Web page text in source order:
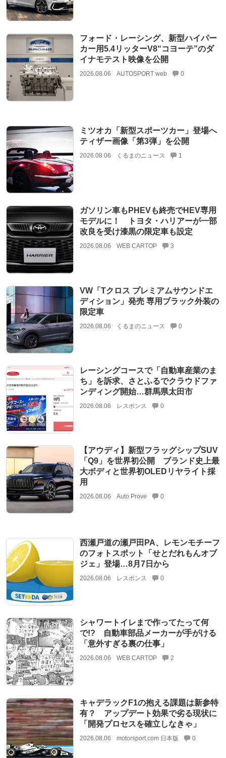
フォード・レーシング、新型ハイパー
カー用5.4リッターV8“コヨーテ”のダ
イナモテスト映像を公開
2026.08.06 AUTOSPORT web 0
ミツオカ「新型スポーツカー」登場へ
ティザー画像「第3弾」を公開
2026.08.06 くるまのニュース 1
ガソリン車もPHEVも終売でHEV専用
モデルに！ トヨタ・ハリアーが一部
改良を受け漆黒の限定車も設定
2026.08.06 WEB CARTOP 3
VW「Tクロス プレミアムサウンドエ
ディション」発売 専用ブラック外装の
限定車
2026.08.06 くるまのニュース 0
レーシングコースで「自動車産業のま
ち」を訴求、さとふるでクラウドファ
ンディング開始…群馬県太田市
2026.08.06 レスポンス 0
【アウディ】新型フラッグシップSUV
「Q9」を世界初公開 ブランド史上最
大ボディと世界初OLEDリヤライト採
用
2026.08.06 Auto Prove 0
西瀬戸道の瀬戸田PA、レモンモチーフ
のフォトスポット「せとだれもんオブ
ジェ」登場…8月7日から
2026.08.06 レスポンス 0
シャワートイレまで作ってたって何
で!? 自動車部品メーカーが手がける
「意外すぎる裏の仕事」
2026.08.06 WEB CARTOP 2
キャデラックF1の抱える課題は新参特
有？ アップデート効果で劣る現状に
「開発プロセスを確立しなきゃ」
2026.08.06 motorsport.com 日本版 0